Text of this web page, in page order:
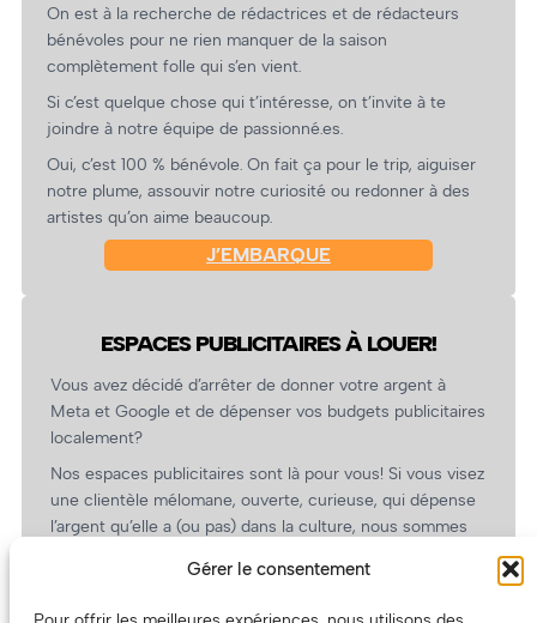
Gérer le consentement
On est à la recherche de rédactrices et de rédacteurs
bénévoles pour ne rien manquer de la saison
complètement folle qui s’en vient.
Si c’est quelque chose qui t’intéresse, on t’invite à te
joindre à notre équipe de passionné.es.
Oui, c’est 100 % bénévole. On fait ça pour le trip, aiguiser
notre plume, assouvir notre curiosité ou redonner à des
artistes qu’on aime beaucoup.
J’EMBARQUE
ESPACES PUBLICITAIRES À LOUER!
Vous avez décidé d’arrêter de donner votre argent à
Meta et Google et de dépenser vos budgets publicitaires
localement?
Nos espaces publicitaires sont là pour vous! Si vous visez
une clientèle mélomane, ouverte, curieuse, qui dépense
l’argent qu’elle a (ou pas) dans la culture, nous sommes
revient.